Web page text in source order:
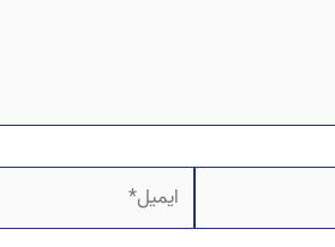
ایمیل*